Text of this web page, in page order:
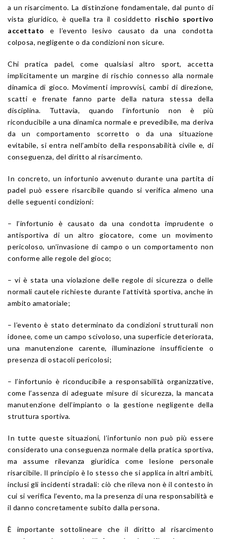
a un risarcimento. La distinzione fondamentale, dal punto di
vista giuridico, è quella tra il cosiddetto rischio sportivo
accettato e l’evento lesivo causato da una condotta
colposa, negligente o da condizioni non sicure.
Chi pratica padel, come qualsiasi altro sport, accetta
implicitamente un margine di rischio connesso alla normale
dinamica di gioco. Movimenti improvvisi, cambi di direzione,
scatti e frenate fanno parte della natura stessa della
disciplina. Tuttavia, quando l’infortunio non è più
riconducibile a una dinamica normale e prevedibile, ma deriva
da un comportamento scorretto o da una situazione
evitabile, si entra nell’ambito della responsabilità civile e, di
conseguenza, del diritto al risarcimento.
In concreto, un infortunio avvenuto durante una partita di
padel può essere risarcibile quando si verifica almeno una
delle seguenti condizioni:
– l’infortunio è causato da una condotta imprudente o
antisportiva di un altro giocatore, come un movimento
pericoloso, un’invasione di campo o un comportamento non
conforme alle regole del gioco;
– vi è stata una violazione delle regole di sicurezza o delle
normali cautele richieste durante l’attività sportiva, anche in
ambito amatoriale;
– l’evento è stato determinato da condizioni strutturali non
idonee, come un campo scivoloso, una superficie deteriorata,
una manutenzione carente, illuminazione insufficiente o
presenza di ostacoli pericolosi;
– l’infortunio è riconducibile a responsabilità organizzative,
come l’assenza di adeguate misure di sicurezza, la mancata
manutenzione dell’impianto o la gestione negligente della
struttura sportiva.
In tutte queste situazioni, l’infortunio non può più essere
considerato una conseguenza normale della pratica sportiva,
ma assume rilevanza giuridica come lesione personale
risarcibile. Il principio è lo stesso che si applica in altri ambiti,
inclusi gli incidenti stradali: ciò che rileva non è il contesto in
cui si verifica l’evento, ma la presenza di una responsabilità e
il danno concretamente subito dalla persona.
È importante sottolineare che il diritto al risarcimento